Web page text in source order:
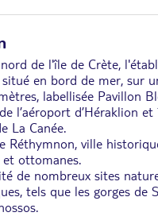
de l'île de Crète,
en bord de mer, sur
labellisée Pavillon
l’aéroport d’Héraklion
La Canée.
Réthymnon, ville
et ottomanes.
de nombreux sites
tels que les gorges de